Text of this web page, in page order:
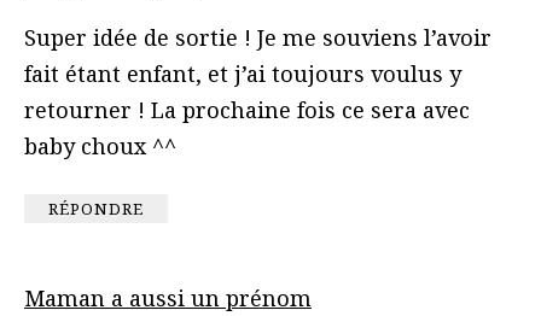
Super idée de sortie ! Je me souviens l’avoir
fait étant enfant, et j’ai toujours voulus y
retourner ! La prochaine fois ce sera avec
baby choux ^^
RÉPONDRE
Maman a aussi un prénom